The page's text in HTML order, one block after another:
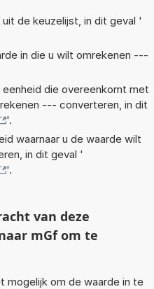
de keuzelijst, in dit geval '
in die u wilt omrekenen ---
die overeenkomt met
--- converteren, in dit
'.
waarnaar u de waarde wilt
in dit geval '
'.
van deze
mGf om te
mogelijk om de waarde in te